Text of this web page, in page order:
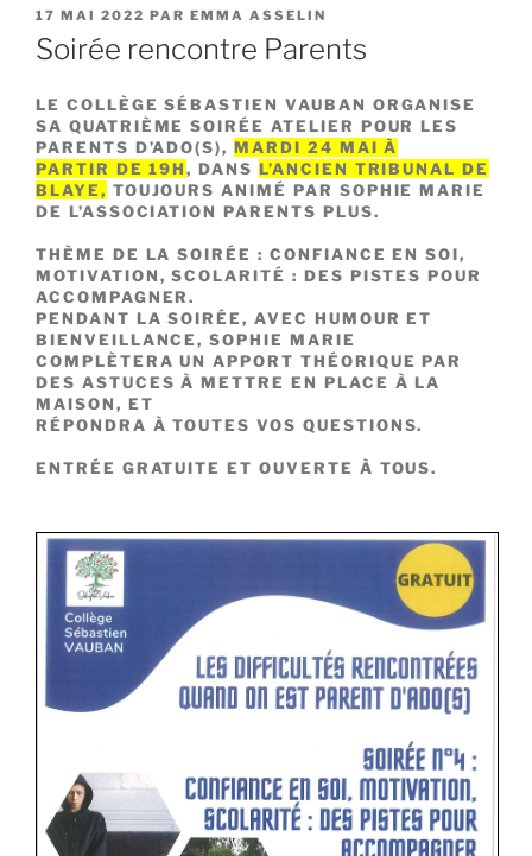
PUBLIÉ
LE
17 MAI 2022 PAR EMMA ASSELIN
Soirée rencontre Parents
LE COLLÈGE SÉBASTIEN VAUBAN ORGANISE
SA QUATRIÈME SOIRÉE ATELIER POUR LES
PARENTS D’ADO(S),MARDI 24 MAI À
PARTIR DE 19H, DANSL’ANCIEN TRIBUNAL DE
BLAYE, TOUJOURS ANIMÉ PAR SOPHIE MARIE
DE L’ASSOCIATION PARENTS PLUS.
THÈME DE LA SOIRÉE : CONFIANCE EN SOI,
MOTIVATION, SCOLARITÉ : DES PISTES POUR
ACCOMPAGNER.
PENDANT LA SOIRÉE, AVEC HUMOUR ET
BIENVEILLANCE, SOPHIE MARIE
COMPLÈTERA UN APPORT THÉORIQUE PAR
DES ASTUCES À METTRE EN PLACE À LA
MAISON, ET
RÉPONDRA À TOUTES VOS QUESTIONS.
ENTRÉE GRATUITE ET OUVERTE À TOUS.